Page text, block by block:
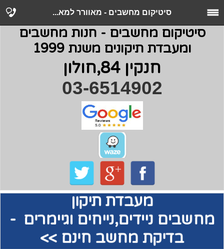
סיטיקום מחשבים - מאוורר למא...
סיטיקום מחשבים - חנות מחשבים
ומעבדת תיקונים משנת 1999
חנקין 84,חולון
03-6514902
מעבדת תיקון
מחשביםניידים,נייחים וגיימרים -
בדיקת מחשב חינם >>